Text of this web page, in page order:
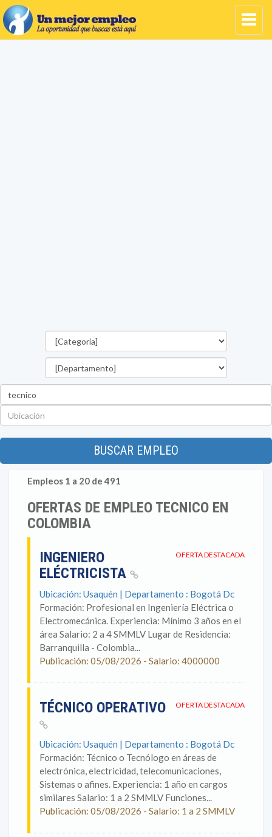
BUSCAR EMPLEO
Empleos 1 a 20 de 491
OFERTAS DE EMPLEO TECNICO EN
COLOMBIA
OFERTA DESTACADA
INGENIERO
ELÉCTRICISTA
Ubicación: Usaquén | Departamento : Bogotá Dc
Formación: Profesional en Ingeniería Eléctrica o
Electromecánica. Experiencia: Mínimo 3 años en el
área Salario: 2 a 4 SMMLV Lugar de Residencia:
Barranquilla - Colombia...
Publicación: 05/08/2026 - Salario: 4000000
OFERTA DESTACADA
TÉCNICO OPERATIVO
Ubicación: Usaquén | Departamento : Bogotá Dc
Formación: Técnico o Tecnólogo en áreas de
electrónica, electricidad, telecomunicaciones,
Sistemas o afines. Experiencia: 1 año en cargos
similares Salario: 1 a 2 SMMLV Funciones...
Publicación: 05/08/2026 - Salario: 1 a 2 SMMLV